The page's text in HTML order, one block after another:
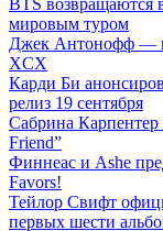
BTS возвращаются
мировым туром
Джек Антонофф —
XCX
Карди Би
релиз 19 сентября
Сабрина Карпентер
Friend”
Финнеас и Ashe
Favors!
Тейлор Свифт
первых шести